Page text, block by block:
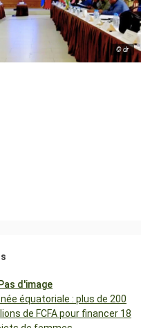
© dr
équatoriale : plus de 200
de FCFA pour financer 18